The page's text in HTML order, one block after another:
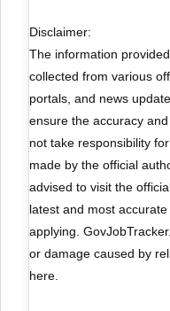
Disclaimer:
The information
collected from various
portals, and news
ensure the accuracy
not take responsibility
made by the official
advised to visit the
latest and most
applying.
or damage caused by
here.